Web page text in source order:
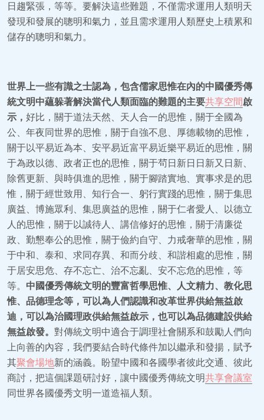
日趨緊張，等等。要解決這些難題，不僅需求運用人類明天
發現和發展的聰明和氣力，並且需求運用人類歷史上積累和
儲存的聰明和氣力。
世界上一些有識之士認為，包含儒家思惟在內的中國優秀傳
統文明中蘊躲著解決當代人類面臨的難題的主要共享空間啟
示， 好比，關于道法天然、天人合一的思惟，關于全國為
公、年夜同世界的思惟，關于自強不息、厚德載物的思惟，
關于以平易近為本、安平易近富平易近樂平易近的思惟，關
于為政以德、政者正也的思惟，關于茍日新日日新又日新、
除舊更新、與時俱進的思惟，關于腳踏實地、實事求是的思
惟，關于經世致用、知行合一、躬行實踐的思惟，關于集思
廣益、博施眾利、集思廣益的思惟，關于仁者愛人、以德立
人的思惟，關于以誠待人、講信修好的思惟，關于清廉從
政、勤懇奉公的思惟，關于儉約自守、力戒奢華的思惟，關
于中和、泰和、求同存異、和而分歧、和諧相處的思惟，關
于居安思危、存不忘亡、治不忘亂、安不忘危的思惟，等
等。 中國優秀傳統文明的豐富哲學思惟、人文精力、教化思
惟、品德理念等，可以為人們認識和改革世界供給無益啟
迪，可以為治國理政供給無益啟示，也可以為品德建設供給
無益啟發。 對傳統文明中適合于調理社會關系和鼓勵人們向
上向善的內容，我們要結合時代條件加以繼承和發揚，賦予
其聚會場地新的涵義。盼望中國和各國學者彼此交通、彼此
商討，把這個課題研討好，讓中國優秀傳統文明共享會議室
同世界各國優秀文明一道造福人類。